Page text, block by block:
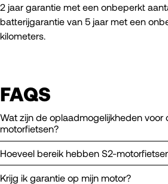
2 jaar garantie met een onbeperkt
batterijgarantie van 5 jaar met een
kilometers.
FAQS
Wat zijn de oplaadmogelijkheden voor
motorfietsen?
Hoeveel bereik hebben S2-
Krijg ik garantie op mijn motor?